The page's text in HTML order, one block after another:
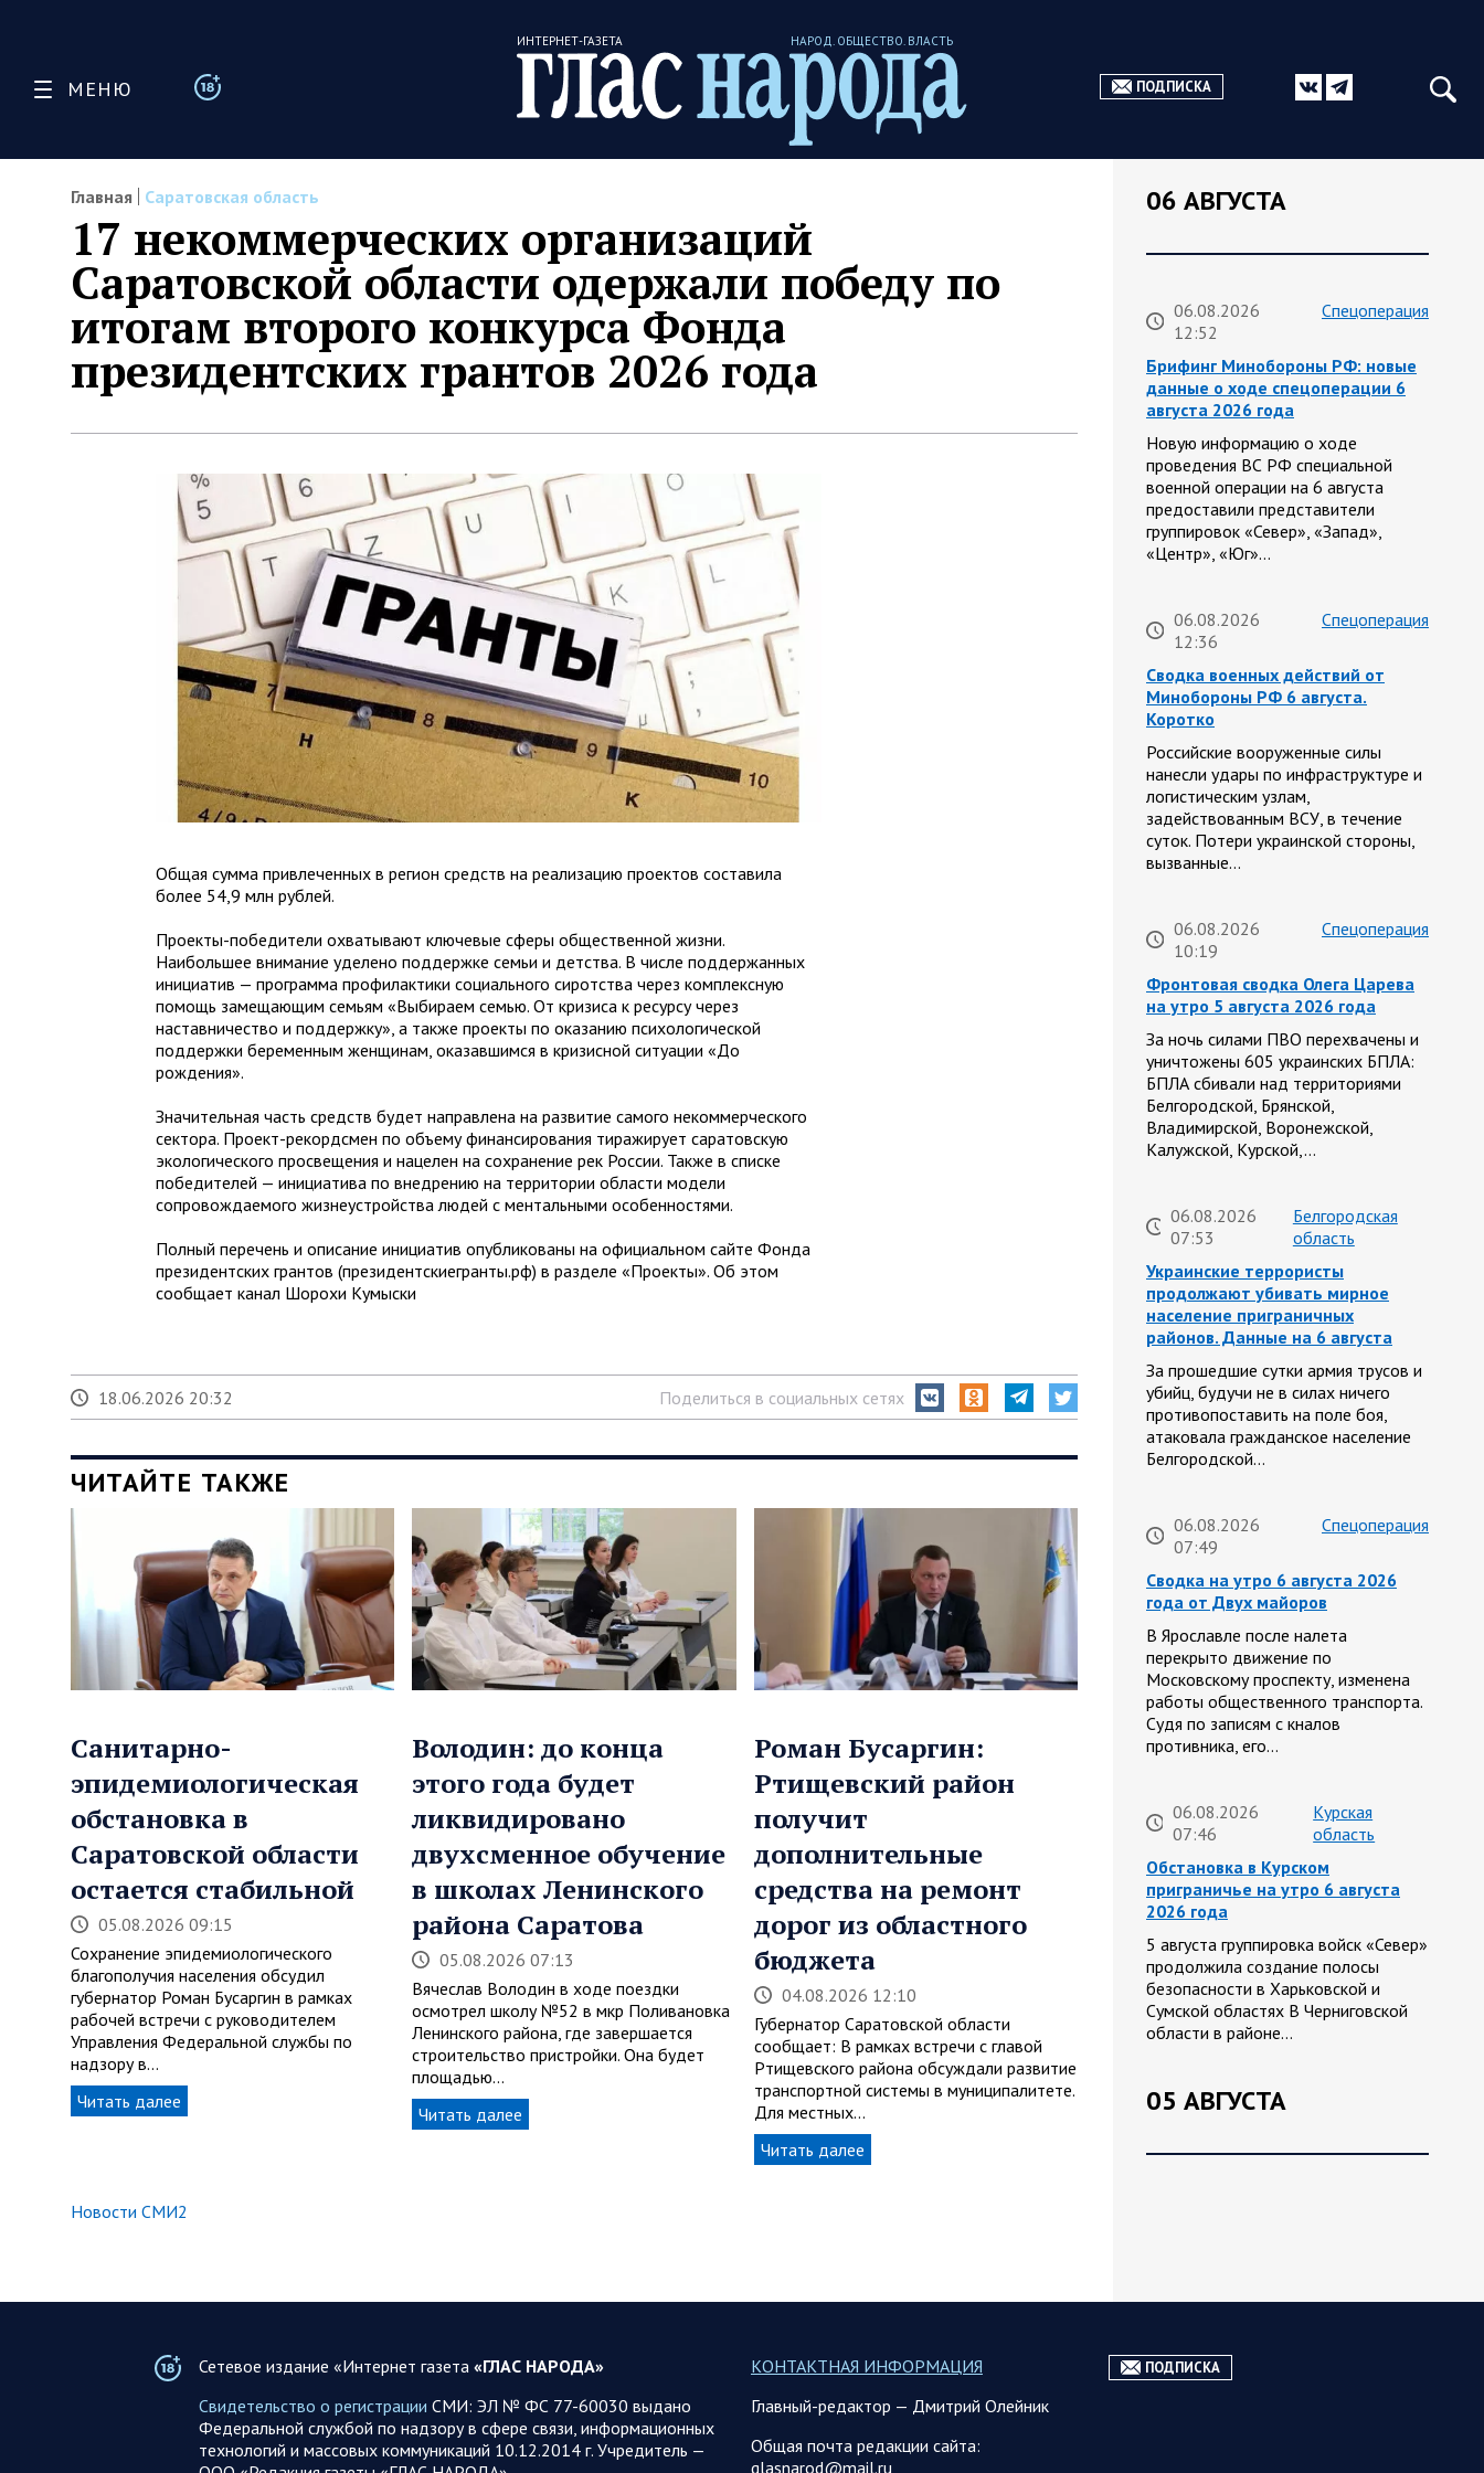
МЕНЮ
ИНТЕРНЕТ-ГАЗЕТА НАРОД. ОБЩЕСТВО. ВЛАСТЬ
ПОДПИСКА
Главная Саратовская область
17 некоммерческих организаций
Саратовской области одержали победу по
итогам второго конкурса Фонда
президентских грантов 2026 года
Общая сумма привлеченных в регион средств на реализацию проектов составила
более 54,9 млн рублей.
Проекты-победители охватывают ключевые сферы общественной жизни.
Наибольшее внимание уделено поддержке семьи и детства. В числе поддержанных
инициатив — программа профилактики социального сиротства через комплексную
помощь замещающим семьям «Выбираем семью. От кризиса к ресурсу через
наставничество и поддержку», а также проекты по оказанию психологической
поддержки беременным женщинам, оказавшимся в кризисной ситуации «До
рождения».
Значительная часть средств будет направлена на развитие самого некоммерческого
сектора. Проект-рекордсмен по объему финансирования тиражирует саратовскую
экологического просвещения и нацелен на сохранение рек России. Также в списке
победителей — инициатива по внедрению на территории области модели
сопровождаемого жизнеустройства людей с ментальными особенностями.
Полный перечень и описание инициатив опубликованы на официальном сайте Фонда
президентских грантов (президентскиегранты.рф) в разделе «Проекты». Об этом
сообщает канал Шорохи Кумыски
18.06.2026 20:32 Поделиться в социальных сетях
ЧИТАЙТЕ ТАКЖЕ
Санитарно-
эпидемиологическая
обстановка в
Саратовской области
остается стабильной
05.08.2026 09:15
Сохранение эпидемиологического
благополучия населения обсудил
губернатор Роман Бусаргин в рамках
рабочей встречи с руководителем
Управления Федеральной службы по
надзору в…
Читать далее
Володин: до конца
этого года будет
ликвидировано
двухсменное обучение
в школах Ленинского
района Саратова
05.08.2026 07:13
Вячеслав Володин в ходе поездки
осмотрел школу №52 в мкр Поливановка
Ленинского района, где завершается
строительство пристройки. Она будет
площадью…
Читать далее
Роман Бусаргин:
Ртищевский район
получит
дополнительные
средства на ремонт
дорог из областного
бюджета
04.08.2026 12:10
Губернатор Саратовской области
сообщает: В рамках встречи с главой
Ртищевского района обсуждали развитие
транспортной системы в муниципалитете.
Для местных…
Читать далее
Новости СМИ2
06 АВГУСТА
06.08.2026
12:52
Спецоперация
Брифинг Минобороны РФ: новые
данные о ходе спецоперации 6
августа 2026 года
Новую информацию о ходе
проведения ВС РФ специальной
военной операции на 6 августа
предоставили представители
группировок «Север», «Запад»,
«Центр», «Юг»…
06.08.2026
12:36
Спецоперация
Сводка военных действий от
Минобороны РФ 6 августа.
Коротко
Российские вооруженные силы
нанесли удары по инфраструктуре и
логистическим узлам,
задействованным ВСУ, в течение
суток. Потери украинской стороны,
вызванные…
06.08.2026
10:19
Спецоперация
Фронтовая сводка Олега Царева
на утро 5 августа 2026 года
За ночь силами ПВО перехвачены и
уничтожены 605 украинских БПЛА:
БПЛА сбивали над территориями
Белгородской, Брянской,
Владимирской, Воронежской,
Калужской, Курской,…
06.08.2026
07:53
Белгородская
область
Украинские террористы
продолжают убивать мирное
население приграничных
районов. Данные на 6 августа
За прошедшие сутки армия трусов и
убийц, будучи не в силах ничего
противопоставить на поле боя,
атаковала гражданское население
Белгородской…
06.08.2026
07:49
Спецоперация
Сводка на утро 6 августа 2026
года от Двух майоров
В Ярославле после налета
перекрыто движение по
Московскому проспекту, изменена
работы общественного транспорта.
Судя по записям с кналов
противника, его…
06.08.2026
07:46
Курская
область
Обстановка в Курском
приграничье на утро 6 августа
2026 года
5 августа группировка войск «Север»
продолжила создание полосы
безопасности в Харьковской и
Сумской областях В Черниговской
области в районе…
05 АВГУСТА
Агентство Bloomberg утверждает,
высокопоставленных чиновников из
России, Великобритании, Франции и
Сетевое издание «Интернет газета «ГЛАС НАРОДА»
Свидетельство о регистрации СМИ: ЭЛ № ФС 77-60030 выдано
Федеральной службой по надзору в сфере связи, информационных
технологий и массовых коммуникаций 10.12.2014 г. Учредитель —
КОНТАКТНАЯ ИНФОРМАЦИЯ
Главный-редактор — Дмитрий Олейник
Общая почта редакции сайта:
glasnarod@mail.ru
ПОДПИСКА